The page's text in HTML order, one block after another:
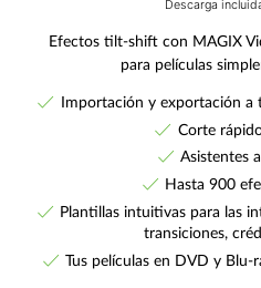
Descarga
Efectos tilt-shift con MAGIX
para películas
Importación y exportación a
Corte
Asistentes
Hasta 900
Plantillas intuitivas para las
transiciones,
Tus películas en DVD y Blu-